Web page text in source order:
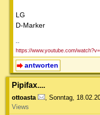
LG
D-Marker
--
https://www.youtube.com/
antworten
Pipifax....
ottoasta Sonntag,
Views